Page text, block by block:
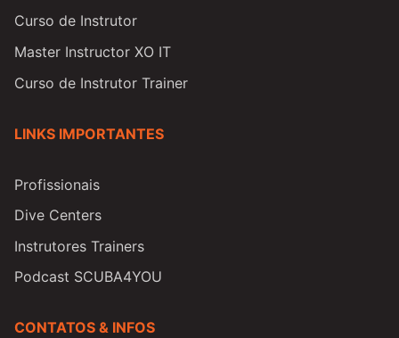
Curso de Instrutor
Master Instructor XO IT
Curso de Instrutor Trainer
LINKS IMPORTANTES
Profissionais
Dive Centers
Instrutores Trainers
Podcast SCUBA4YOU
CONTATOS & INFOS